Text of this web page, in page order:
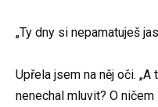
„Ty dny si nepamatuješ
Upřela jsem na něj oči.
nenechal mluvit? O ničem